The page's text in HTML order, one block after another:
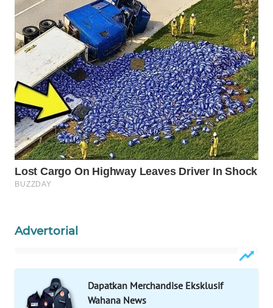
Advertorial
Dapatkan Merchandise Eksklusif
Wahana News
WN
NATUNA
WN
BINTAN
WN
MANDALIKA
WN
LIKUPANG
Wahana